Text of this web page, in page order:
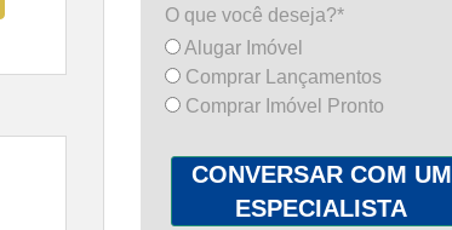
O que você deseja?*
Alugar Imóvel
Comprar Lançamentos
Comprar Imóvel Pronto
CONVERSAR COM UM
ESPECIALISTA